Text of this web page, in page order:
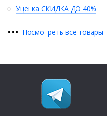
Уценка СКИДКА ДО 40%
••• Посмотреть все товары